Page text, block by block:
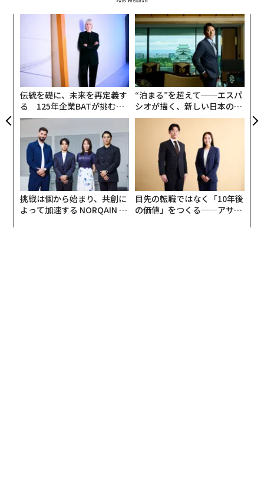
伝統を礎に、未来を再定義す
る 125年企業BATが挑むス
モークレスな未来
“泊まる”を超えて──エスパ
シオが描く、新しい日本のラ
グジュアリー（前編）
挑戦は個から始まり、共創に
よって加速する NORQAIN JA
目先の転職ではなく「10年後
の価値」をつくる──アサイ